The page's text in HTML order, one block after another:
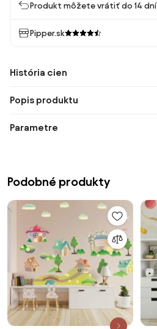
Produkt môžete vrátiť do 14 dní
Pipper.sk
História cien
Popis produktu
Parametre
Podobné produkty